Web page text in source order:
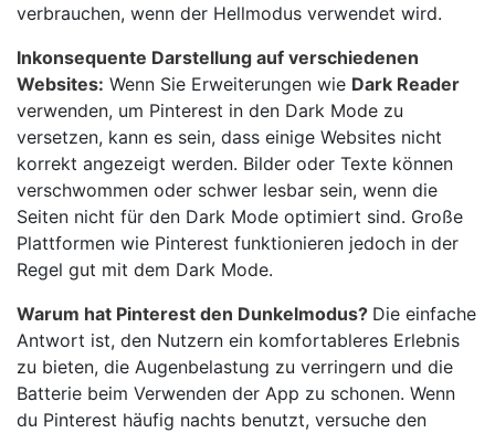
verbrauchen, wenn der Hellmodus verwendet wird.
Inkonsequente Darstellung auf verschiedenen
Websites: Wenn Sie Erweiterungen wie Dark Reader
verwenden, um Pinterest in den Dark Mode zu
versetzen, kann es sein, dass einige Websites nicht
korrekt angezeigt werden. Bilder oder Texte können
verschwommen oder schwer lesbar sein, wenn die
Seiten nicht für den Dark Mode optimiert sind. Große
Plattformen wie Pinterest funktionieren jedoch in der
Regel gut mit dem Dark Mode.
Warum hat Pinterest den Dunkelmodus? Die einfache
Antwort ist, den Nutzern ein komfortableres Erlebnis
zu bieten, die Augenbelastung zu verringern und die
Batterie beim Verwenden der App zu schonen. Wenn
du Pinterest häufig nachts benutzt, versuche den